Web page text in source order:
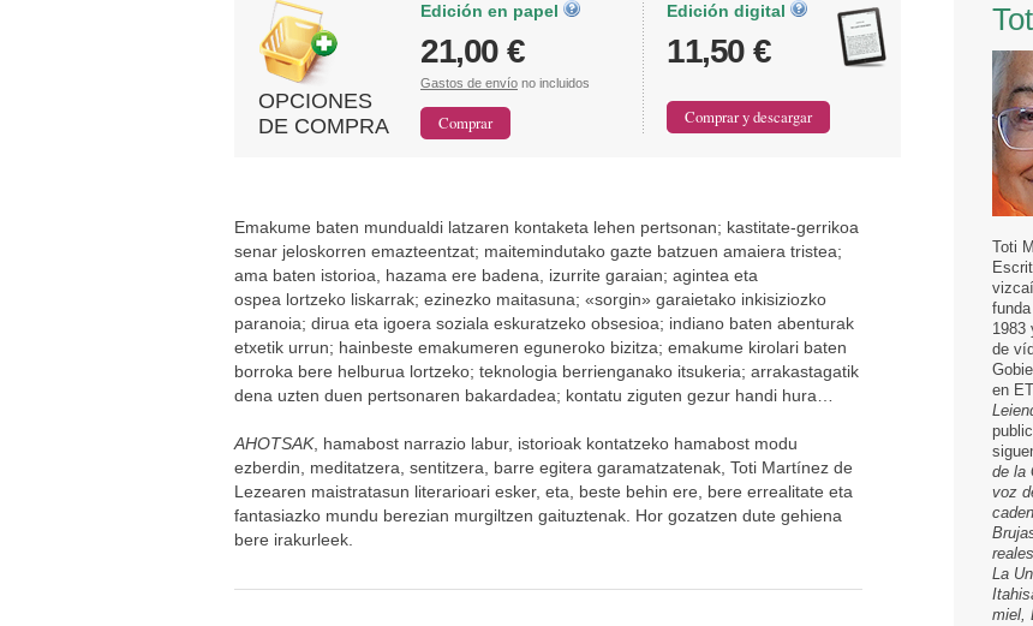
OPCIONES
DE COMPRA
Edición en papel
21,00 €
Gastos de envío no incluidos
Edición digital
11,50 €
Emakume baten mundualdi latzaren kontaketa lehen pertsonan; kastitate-gerrikoa
senar jeloskorren emazteentzat; maitemindutako gazte batzuen amaiera tristea;
ama baten istorioa, hazama ere badena, izurrite garaian; agintea eta
ospea lortzeko liskarrak; ezinezko maitasuna; «sorgin» garaietako inkisiziozko
paranoia; dirua eta igoera soziala eskuratzeko obsesioa; indiano baten abenturak
etxetik urrun; hainbeste emakumeren eguneroko bizitza; emakume kirolari baten
borroka bere helburua lortzeko; teknologia berrienganako itsukeria; arrakastagatik
dena uzten duen pertsonaren bakardadea; kontatu ziguten gezur handi hura…
AHOTSAK, hamabost narrazio labur, istorioak kontatzeko hamabost modu
ezberdin, meditatzera, sentitzera, barre egitera garamatzatenak, Toti Martínez de
Lezearen maistratasun literarioari esker, eta, beste behin ere, bere errealitate eta
fantasiazko mundu berezian murgiltzen gaituztenak. Hor gozatzen dute gehiena
bere irakurleek.
Toti
1983
de
en
de la
voz
La
miel,